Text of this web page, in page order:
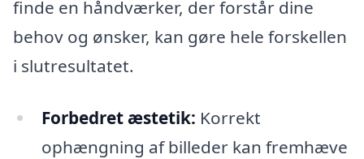
finde en håndværker, der forstår dine
behov og ønsker, kan gøre hele forskellen
i slutresultatet.
Forbedret æstetik: Korrekt
ophængning af billeder kan fremhæve